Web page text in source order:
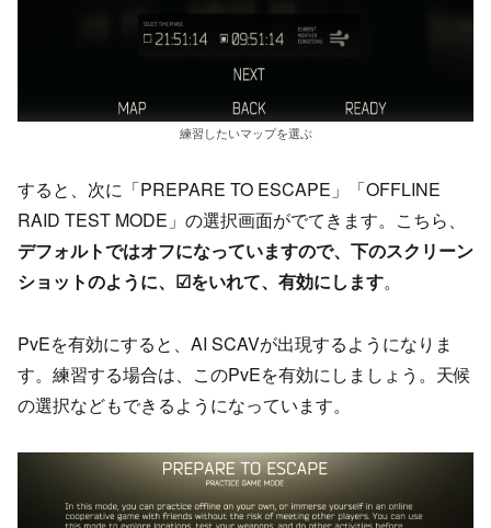
練習したいマップを選ぶ
すると、次に「PREPARE TO ESCAPE」「OFFLINE
RAID TEST MODE」の選択画面がでてきます。こちら、
デフォルトではオフになっていますので、下のスクリーン
ショットのように、☑をいれて、有効にします。
PvEを有効にすると、AI SCAVが出現するようになりま
す。練習する場合は、このPvEを有効にしましょう。天候
の選択などもできるようになっています。